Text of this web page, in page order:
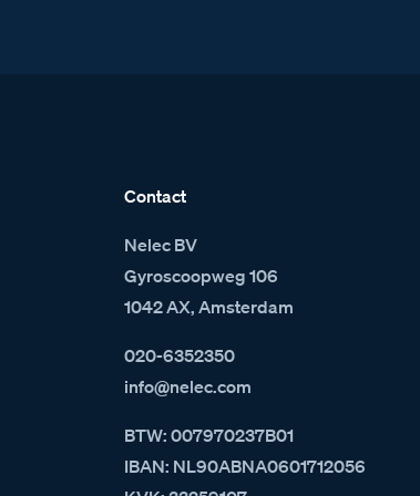
Contact
Nelec BV
Gyroscoopweg 106
1042 AX, Amsterdam
020-6352350
info@nelec.com
BTW: 007970237B01
IBAN: NL90ABNA0601712056